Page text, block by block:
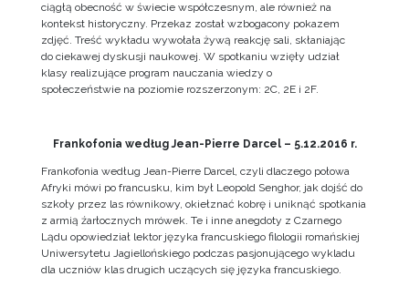
ciągłą obecność w świecie współczesnym, ale również na
kontekst historyczny. Przekaz został wzbogacony pokazem
zdjęć. Treść wykładu wywołała żywą reakcję sali, skłaniając
do ciekawej dyskusji naukowej. W spotkaniu wzięły udział
klasy realizujące program nauczania wiedzy o
społeczeństwie na poziomie rozszerzonym: 2C, 2E i 2F.
Frankofonia według Jean-Pierre Darcel – 5.12.2016 r.
Frankofonia według Jean-Pierre Darcel, czyli dlaczego połowa
Afryki mówi po francusku, kim był Leopold Senghor, jak dojść do
szkoły przez las równikowy, okiełznać kobrę i uniknąć spotkania
z armią źarłocznych mrówek. Te i inne anegdoty z Czarnego
Lądu opowiedział lektor języka francuskiego filologii romańskiej
Uniwersytetu Jagiellońskiego podczas pasjonującego wykladu
dla uczniów klas drugich uczących się języka francuskiego.